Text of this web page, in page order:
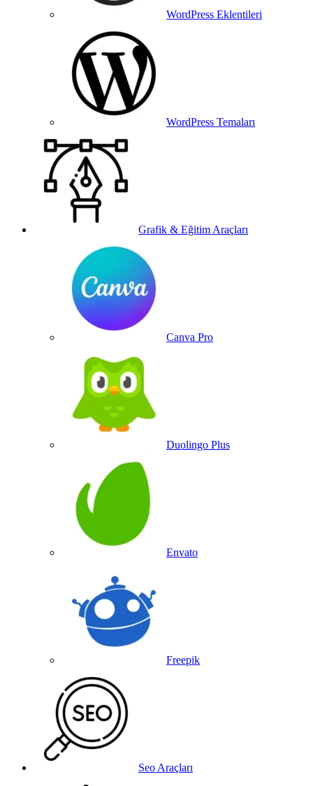
WordPress Eklentileri
WordPress Temaları
Grafik & Eğitim Araçları
Canva Pro
Duolingo Plus
Envato
Freepik
Seo Araçları